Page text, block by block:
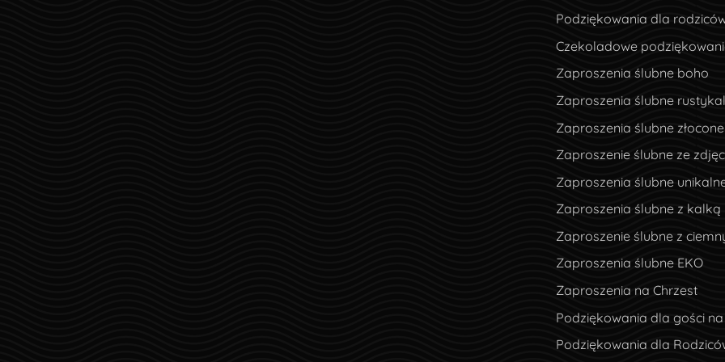
Podziękowania dla
Czekoladowe
Zaproszenia ślubne boho
Zaproszenia ślubne
Zaproszenia ślubne złocone
Zaproszenie ślubne ze
Zaproszenia ślubne
Zaproszenia ślubne z kalką
Zaproszenie ślubne z
Zaproszenia ślubne EKO
Zaproszenia na Chrzest
Podziękowania dla gości
Podziękowania dla